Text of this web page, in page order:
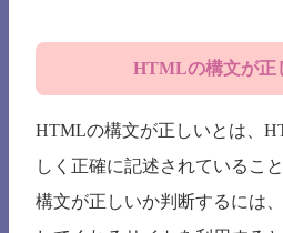
HTMLの構文が正
HTMLの構文が正しいとは、
しく正確に記述されているこ
構文が正しいか判断するには